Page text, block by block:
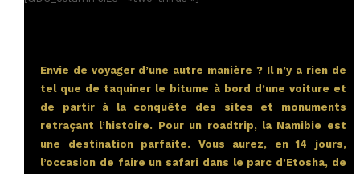
Envie de voyager d’une autre manière ? Il n’y a rien de
tel que de taquiner le bitume à bord d’une voiture et
de partir à la conquête des sites et monuments
retraçant l’histoire. Pour un roadtrip, la Namibie est
une destination parfaite. Vous aurez, en 14 jours,
l’occasion de faire un safari dans le parc d’Etosha, de